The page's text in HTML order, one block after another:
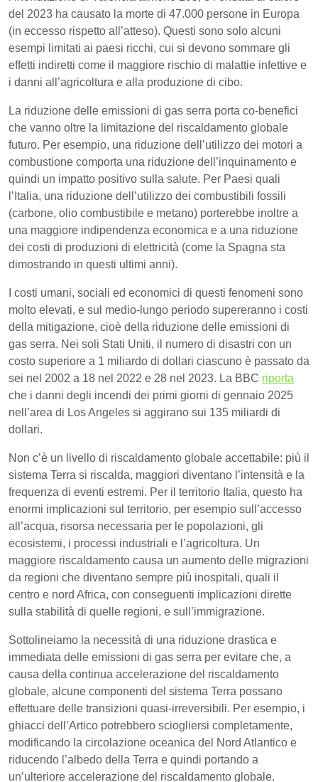
del 2023 ha causato la morte di 47.000 persone in Europa
(in eccesso rispetto all’atteso). Questi sono solo alcuni
esempi limitati ai paesi ricchi, cui si devono sommare gli
effetti indiretti come il maggiore rischio di malattie infettive e
i danni all’agricoltura e alla produzione di cibo.
La riduzione delle emissioni di gas serra porta co-benefici
che vanno oltre la limitazione del riscaldamento globale
futuro. Per esempio, una riduzione dell’utilizzo dei motori a
combustione comporta una riduzione dell’inquinamento e
quindi un impatto positivo sulla salute. Per Paesi quali
l’Italia, una riduzione dell’utilizzo dei combustibili fossili
(carbone, olio combustibile e metano) porterebbe inoltre a
una maggiore indipendenza economica e a una riduzione
dei costi di produzioni di elettricità (come la Spagna sta
dimostrando in questi ultimi anni).
I costi umani, sociali ed economici di questi fenomeni sono
molto elevati, e sul medio-lungo periodo supereranno i costi
della mitigazione, cioè della riduzione delle emissioni di
gas serra. Nei soli Stati Uniti, il numero di disastri con un
costo superiore a 1 miliardo di dollari ciascuno è passato da
sei nel 2002 a 18 nel 2022 e 28 nel 2023. La BBC riporta
che i danni degli incendi dei primi giorni di gennaio 2025
nell’area di Los Angeles si aggirano sui 135 miliardi di
dollari.
Non c’è un livello di riscaldamento globale accettabile: più il
sistema Terra si riscalda, maggiori diventano l’intensità e la
frequenza di eventi estremi. Per il territorio Italia, questo ha
enormi implicazioni sul territorio, per esempio sull’accesso
all’acqua, risorsa necessaria per le popolazioni, gli
ecosistemi, i processi industriali e l’agricoltura. Un
maggiore riscaldamento causa un aumento delle migrazioni
da regioni che diventano sempre più inospitali, quali il
centro e nord Africa, con conseguenti implicazioni dirette
sulla stabilità di quelle regioni, e sull’immigrazione.
Sottolineiamo la necessità di una riduzione drastica e
immediata delle emissioni di gas serra per evitare che, a
causa della continua accelerazione del riscaldamento
globale, alcune componenti del sistema Terra possano
effettuare delle transizioni quasi-irreversibili. Per esempio, i
ghiacci dell’Artico potrebbero sciogliersi completamente,
modificando la circolazione oceanica del Nord Atlantico e
riducendo l’albedo della Terra e quindi portando a
un’ulteriore accelerazione del riscaldamento globale.